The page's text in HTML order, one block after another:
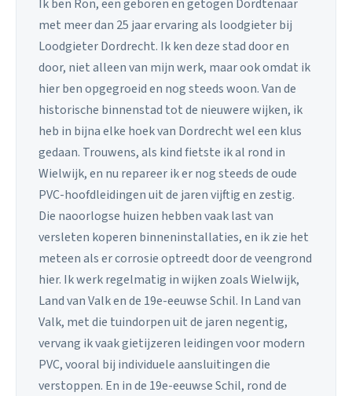
Ik ben Ron, een geboren en getogen Dordtenaar
met meer dan 25 jaar ervaring als loodgieter bij
Loodgieter Dordrecht. Ik ken deze stad door en
door, niet alleen van mijn werk, maar ook omdat ik
hier ben opgegroeid en nog steeds woon. Van de
historische binnenstad tot de nieuwere wijken, ik
heb in bijna elke hoek van Dordrecht wel een klus
gedaan. Trouwens, als kind fietste ik al rond in
Wielwijk, en nu repareer ik er nog steeds de oude
PVC-hoofdleidingen uit de jaren vijftig en zestig.
Die naoorlogse huizen hebben vaak last van
versleten koperen binneninstallaties, en ik zie het
meteen als er corrosie optreedt door de veengrond
hier. Ik werk regelmatig in wijken zoals Wielwijk,
Land van Valk en de 19e-eeuwse Schil. In Land van
Valk, met die tuindorpen uit de jaren negentig,
vervang ik vaak gietijzeren leidingen voor modern
PVC, vooral bij individuele aansluitingen die
verstoppen. En in de 19e-eeuwse Schil, rond de